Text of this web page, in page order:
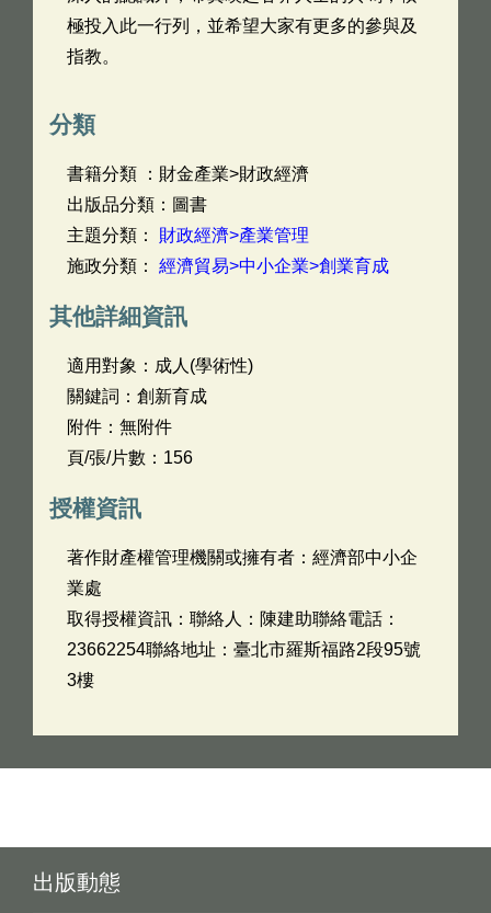
極投入此一行列，並希望大家有更多的參與及
指教。
分類
書籍分類 ：財金產業>財政經濟
出版品分類：圖書
主題分類： 財政經濟>產業管理
施政分類： 經濟貿易>中小企業>創業育成
其他詳細資訊
適用對象：成人(學術性)
關鍵詞：創新育成
附件：無附件
頁/張/片數：156
授權資訊
著作財產權管理機關或擁有者：經濟部中小企
業處
取得授權資訊：聯絡人：陳建助聯絡電話：
23662254聯絡地址：臺北市羅斯福路2段95號
3樓
出版動態